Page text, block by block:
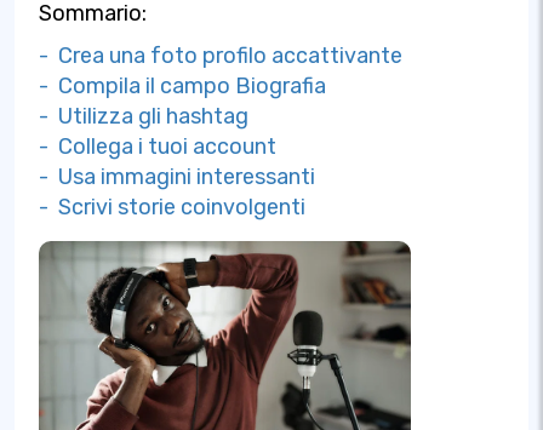
Sommario:
- Crea una foto profilo accattivante
- Compila il campo Biografia
- Utilizza gli hashtag
- Collega i tuoi account
- Usa immagini interessanti
- Scrivi storie coinvolgenti